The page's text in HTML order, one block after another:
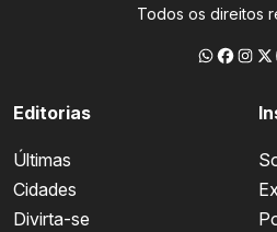
Todos os direitos
Editorias
Últimas
Cidades
Divirta-se